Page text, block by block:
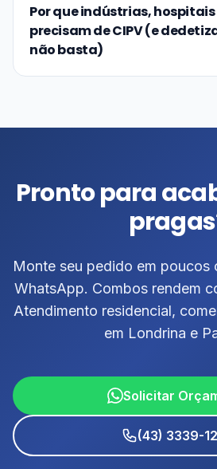
Por que indústrias,
precisam de CIPV (e
não basta)
Pronto para
Monte seu pedido em poucos
WhatsApp. Combos rendem
Atendimento residencial,
em Londrina e
Solicitar
(43) 3339-